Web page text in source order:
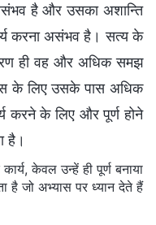
है और उसका अशान्ति
करना असंभव है। सत्य के
ही वह और अधिक समझ
के लिए उसके पास अधिक
करने के लिए और पूर्ण होने
है।
केवल उन्हें ही पूर्ण बनाया
है जो अभ्यास पर ध्यान देते हैं